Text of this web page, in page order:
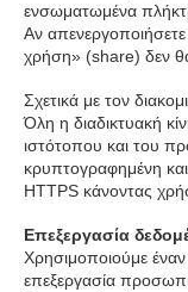
ενσωματωμένα
Αν
χρήση» (share) δεν θα
Σχετικά με τον
Όλη η διαδικτυακή
ιστότοπου και του
κρυπτογραφημένη
HTTPS κάνοντας
Επεξεργασία
Χρησιμοποιούμε
επεξεργασία